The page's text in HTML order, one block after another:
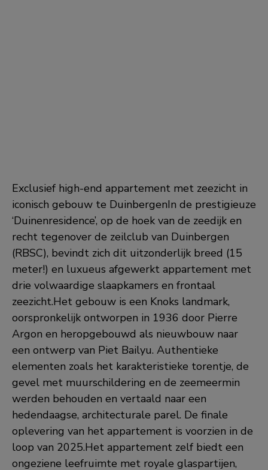
Exclusief high-end appartement met zeezicht in
iconisch gebouw te DuinbergenIn de prestigieuze
‘Duinenresidence’, op de hoek van de zeedijk en
recht tegenover de zeilclub van Duinbergen
(RBSC), bevindt zich dit uitzonderlijk breed (15
meter!) en luxueus afgewerkt appartement met
drie volwaardige slaapkamers en frontaal
zeezicht.Het gebouw is een Knoks landmark,
oorspronkelijk ontworpen in 1936 door Pierre
Argon en heropgebouwd als nieuwbouw naar
een ontwerp van Piet Bailyu. Authentieke
elementen zoals het karakteristieke torentje, de
gevel met muurschildering en de zeemeermin
werden behouden en vertaald naar een
hedendaagse, architecturale parel. De finale
oplevering van het appartement is voorzien in de
loop van 2025.Het appartement zelf biedt een
ongeziene leefruimte met royale glaspartijen,